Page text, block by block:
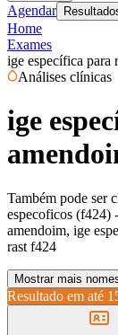
Agendar
Home
Exames
ige específica para
Análises clínicas
ige
Também pode ser
especoficos (f424)
amendoim, ige
rast f424
Mostrar mais
Resultado em até